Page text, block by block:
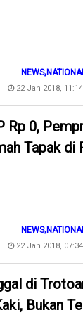
NEWS,
22 Jan 2018,
Rp 0,
Tapak di
NEWS,
22 Jan 2018,
di
Bukan